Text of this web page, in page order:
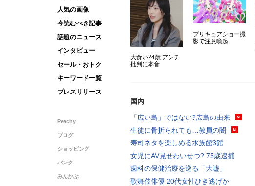
人気の画像
今読むべき記事
話題のニュース
インタビュー
セール・おトク
キーワード一覧
プレスリリース
Peachy
ブログ
ショッピング
バンク
みんかぶ
大食い24歳 アンチ
批判に本音
プリキュアショー撮
影で注意喚起
国内
「広い島」ではない?広島の由来
生徒に骨折られても…教員の闇
寿司ネタを楽しめる水族館3館
女児にAV見せわいせつ? 75歳逮捕
歯科の保健治療を巡る「大嘘」
歌舞伎俳優 20代女性ひき逃げか